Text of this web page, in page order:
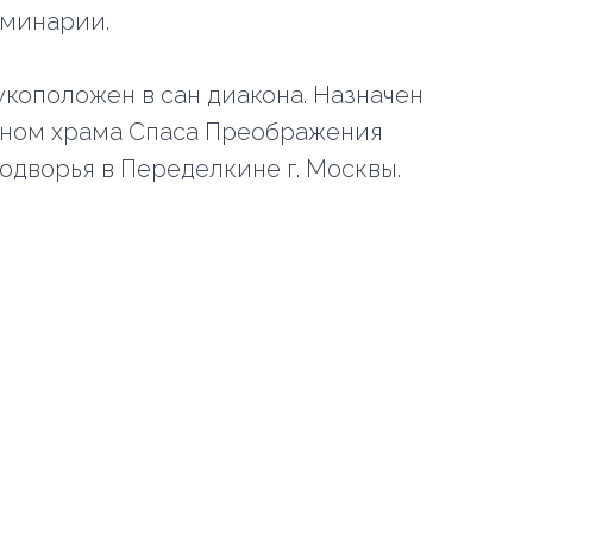
в сан диакона. Назначен
храма Спаса Преображения
в Переделкине г. Москвы.